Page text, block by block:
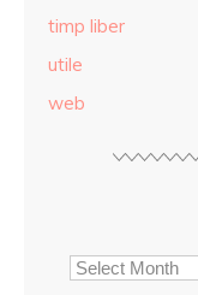
timp liber
utile
web